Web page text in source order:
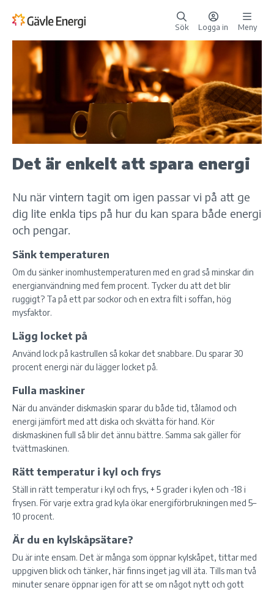
Sök Logga in Meny
Det är enkelt att spara energi
Nu när vintern tagit om igen passar vi på att ge
dig lite enkla tips på hur du kan spara både energi
och pengar.
Sänk temperaturen
Om du sänker inomhustemperaturen med en grad så minskar din
energianvändning med fem procent. Tycker du att det blir
ruggigt? Ta på ett par sockor och en extra filt i soffan, hög
mysfaktor.
Lägg locket på
Använd lock på kastrullen så kokar det snabbare. Du sparar 30
procent energi när du lägger locket på.
Fulla maskiner
När du använder diskmaskin sparar du både tid, tålamod och
energi jämfört med att diska och skvätta för hand. Kör
diskmaskinen full så blir det ännu bättre. Samma sak gäller för
tvättmaskinen.
Rätt temperatur i kyl och frys
Ställ in rätt temperatur i kyl och frys, + 5 grader i kylen och -18 i
frysen. För varje extra grad kyla ökar energiförbrukningen med 5–
10 procent.
Är du en kylskåpsätare?
Du är inte ensam. Det är många som öppnar kylskåpet, tittar med
uppgiven blick och tänker, här finns inget jag vill äta. Tills man två
minuter senare öppnar igen för att se om något nytt och gott